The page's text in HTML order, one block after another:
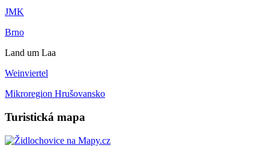
JMK
Brno
Land um Laa
Weinviertel
Mikroregion Hrušovansko
Turistická mapa